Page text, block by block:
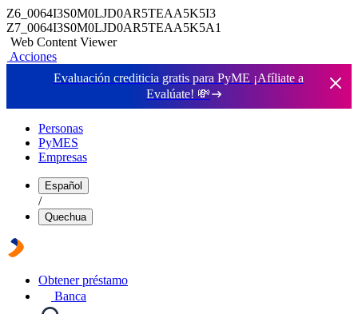
Z6_0064I3S0M0LJD0AR5TEAA5K5I3
Z7_0064I3S0M0LJD0AR5TEAA5K5A1
Web Content Viewer
Acciones
Evaluación crediticia gratis para PyME ¡Afíliate a
Evalúate! 💸
Personas
PyMES
Empresas
Español
/
Quechua
Obtener préstamo
Banca